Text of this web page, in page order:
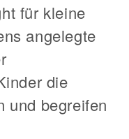
für kleine
angelegte
die
und begreifen